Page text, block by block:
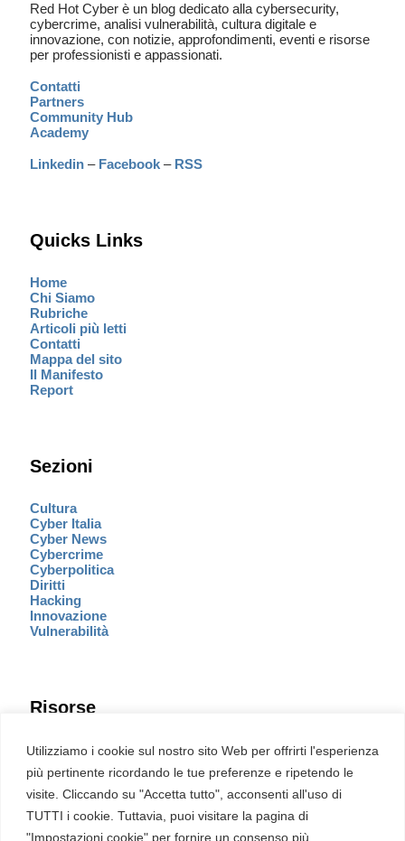
Utilizziamo i cookie sul nostro sito Web per offrirti l'esperienza
più pertinente ricordando le tue preferenze e ripetendo le
visite. Cliccando su "Accetta tutto", acconsenti all'uso di
TUTTI i cookie. Tuttavia, puoi visitare la pagina di
"Impostazioni cookie" per fornire un consenso più
Red Hot Cyber è un blog dedicato alla cybersecurity,
cybercrime, analisi vulnerabilità, cultura digitale e
innovazione, con notizie, approfondimenti, eventi e risorse
per professionisti e appassionati.
Contatti
Partners
Community Hub
Academy
Linkedin – Facebook – RSS
Quicks Links
Home
Chi Siamo
Rubriche
Articoli più letti
Contatti
Mappa del sito
Il Manifesto
Report
Sezioni
Cultura
Cyber Italia
Cyber News
Cybercrime
Cyberpolitica
Diritti
Hacking
Innovazione
Vulnerabilità
Risorse
Eventi
Fumetto Cyber
Newsletter
Servizi
Pubblicità